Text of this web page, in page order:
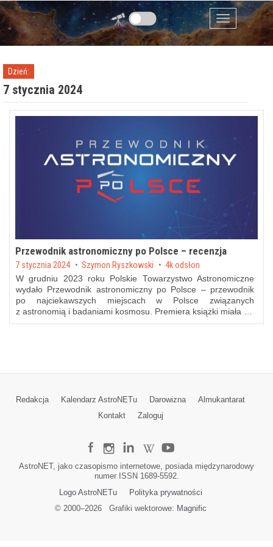
Przejdź do zawartości
Menu
Dzień:
7 stycznia 2024
Przewodnik astronomiczny po Polsce – recenzja
Posted on
7 stycznia 2024 bySzymon Ryszkowski 4k odsłon
W grudniu 2023 roku Polskie Towarzystwo Astronomiczne
wydało Przewodnik astronomiczny po Polsce – przewodnik
po najciekawszych miejscach w Polsce związanych
z astronomią i badaniami kosmosu. Premiera książki miała …
Redakcja Kalendarz AstroNETu Darowizna
Almukantarat
Kontakt
Zaloguj
AstroNET, jako czasopismo internetowe, posiada międzynarodowy
numer ISSN 1689-5592.
Logo AstroNETu
Polityka prywatności
© 2000–2026Grafiki wektorowe: Magnific